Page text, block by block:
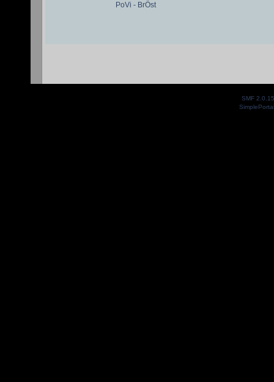
PoVi - BrÖst
SMF 2.0.15